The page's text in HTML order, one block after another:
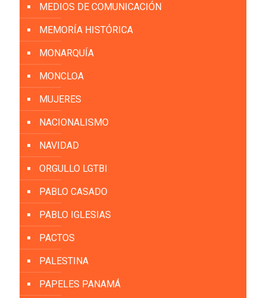
MEDIOS DE COMUNICACIÓN
MEMORÍA HISTÓRICA
MONARQUÍA
MONCLOA
MUJERES
NACIONALISMO
NAVIDAD
ORGULLO LGTBI
PABLO CASADO
PABLO IGLESIAS
PACTOS
PALESTINA
PAPELES PANAMÁ